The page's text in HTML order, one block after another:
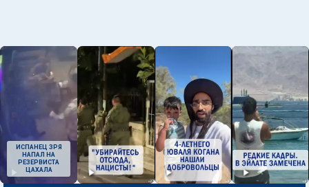
ИСПАНЕЦ ЗРЯ
НАПАЛ НА
РЕЗЕРВИСТА
ЦАХАЛА